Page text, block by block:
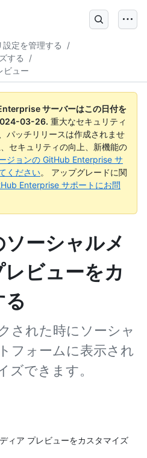
設定を管理する
/
する
/
ビュー
サーバーはこの日付を
03-26. 重大なセキュリティ
パッチリリースは作成されませ
セキュリティの向上、新機能の
ジョンの GitHub Enterprise サ
ください。 アップグレードに関
Enterprise サポートにお問
ーシャルメ
ビューをカ
された時にソーシャ
フォームに表示され
ズできます。
ィア プレビューをカスタマイズ